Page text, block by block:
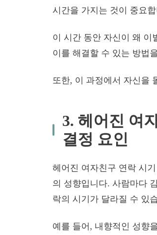
시간을 가지는 것이 중요
이 시간 동안 자신이 왜 이
이를 해결할 수 있는 방법
또한, 이 과정에서 자신을
3. 헤어진 여
결정 요인
헤어진 여자친구 연락 시
의 성향입니다. 사람마다
락의 시기가 달라질 수 있
예를 들어, 내향적인 성향